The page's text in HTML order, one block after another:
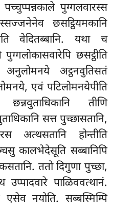
पुग्गलवारस्स
छसट्ठियमकानि
वेदितब्बानि. यथा च
छसट्ठीति
अट्ठनवुतिसतं
एवं पटिलोमनयेपीति
छन्नवुताधिकानि तीणि
सत्त पुच्छासतानि,
अत्थसतानि होन्तीति
कालभेदेसूति सब्बानिपि
ततो दिगुणा पुच्छा,
पाळिववत्थानं.
एसेव नयोति. सब्बस्मिम्पि